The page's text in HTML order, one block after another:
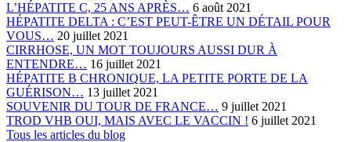
L’HÉPATITE C, 25 ANS APRÈS… 6 août 2021
HÉPATITE DELTA : C’EST PEUT-ÊTRE UN DÉTAIL POUR
VOUS… 20 juillet 2021
CIRRHOSE, UN MOT TOUJOURS AUSSI DUR À
ENTENDRE… 16 juillet 2021
HÉPATITE B CHRONIQUE, LA PETITE PORTE DE LA
GUÉRISON… 13 juillet 2021
SOUVENIR DU TOUR DE FRANCE… 9 juillet 2021
TROD VHB OUI, MAIS AVEC LE VACCIN ! 6 juillet 2021
Tous les articles du blog